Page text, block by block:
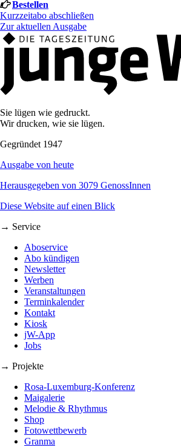
Bestellen
Kurzzeitabo abschließen
Zur aktuellen Ausgabe
Sie lügen wie gedruckt.
Wir drucken, wie sie lügen.
Gegründet 1947
Ausgabe von heute
Herausgegeben von 3079 GenossInnen
Diese Website auf einen Blick
→ Service
Aboservice
Abo kündigen
Newsletter
Werben
Veranstaltungen
Terminkalender
Kontakt
Kiosk
jW-App
Jobs
→ Projekte
Rosa-Luxemburg-Konferenz
Maigalerie
Melodie & Rhythmus
Shop
Fotowettbewerb
Granma